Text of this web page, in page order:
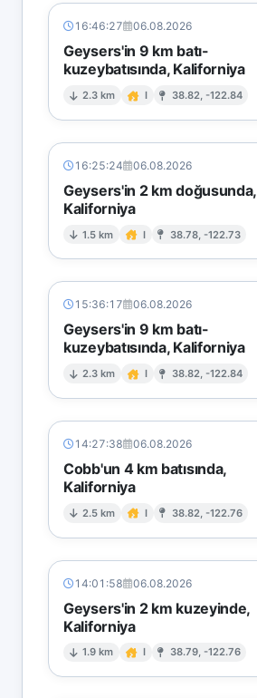
16:46:27 06.08.2026
Geysers'in 9 km batı-
kuzeybatısında, Kaliforniya
2.3 km I 38.82, -122.84
16:25:24 06.08.2026
Geysers'in 2 km doğusunda,
Kaliforniya
1.5 km I 38.78, -122.73
15:36:17 06.08.2026
Geysers'in 9 km batı-
kuzeybatısında, Kaliforniya
2.3 km I 38.82, -122.84
14:27:38 06.08.2026
Cobb'un 4 km batısında,
Kaliforniya
2.5 km I 38.82, -122.76
14:01:58 06.08.2026
Geysers'in 2 km kuzeyinde,
Kaliforniya
1.9 km I 38.79, -122.76